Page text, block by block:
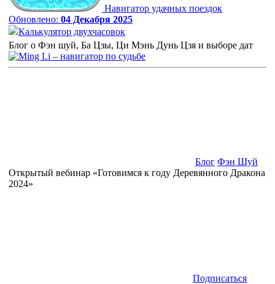
Навигатор удачных поездок
Обновлено: 04 Декабря 2025
Калькулятор двухчасовок
Блог о Фэн шуй, Ба Цзы, Ци Мэнь Дунь Цзя и выборе дат
Блог Фэн Шуй
Открытый вебинар «Готовимся к году Деревянного Дракона
2024»
Подписаться